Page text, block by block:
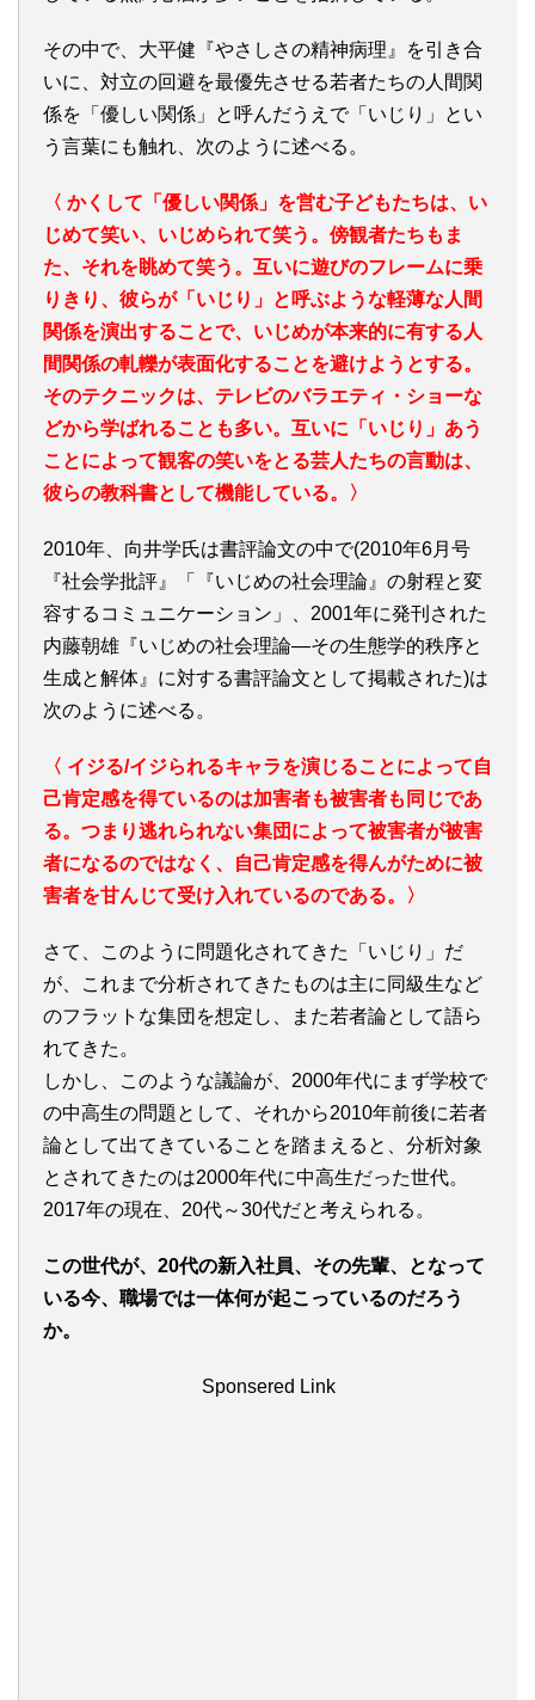
その中で、大平健『やさしさの精神病理』を引き合
いに、対立の回避を最優先させる若者たちの人間関
係を「優しい関係」と呼んだうえで「いじり」とい
う言葉にも触れ、次のように述べる。
〈 かくして「優しい関係」を営む子どもたちは、い
じめて笑い、いじめられて笑う。傍観者たちもま
た、それを眺めて笑う。互いに遊びのフレームに乗
りきり、彼らが「いじり」と呼ぶような軽薄な人間
関係を演出することで、いじめが本来的に有する人
間関係の軋轢が表面化することを避けようとする。
そのテクニックは、テレビのバラエティ・ショーな
どから学ばれることも多い。互いに「いじり」あう
ことによって観客の笑いをとる芸人たちの言動は、
彼らの教科書として機能している。〉
2010年、向井学氏は書評論文の中で(2010年6月号
『社会学批評』「『いじめの社会理論』の射程と変
容するコミュニケーション」、2001年に発刊された
内藤朝雄『いじめの社会理論―その生態学的秩序と
生成と解体』に対する書評論文として掲載された)は
次のように述べる。
〈 イジる/イジられるキャラを演じることによって自
己肯定感を得ているのは加害者も被害者も同じであ
る。つまり逃れられない集団によって被害者が被害
者になるのではなく、自己肯定感を得んがために被
害者を甘んじて受け入れているのである。〉
さて、このように問題化されてきた「いじり」だ
が、これまで分析されてきたものは主に同級生など
のフラットな集団を想定し、また若者論として語ら
れてきた。
しかし、このような議論が、2000年代にまず学校で
の中高生の問題として、それから2010年前後に若者
論として出てきていることを踏まえると、分析対象
とされてきたのは2000年代に中高生だった世代。
2017年の現在、20代～30代だと考えられる。
この世代が、20代の新入社員、その先輩、となって
いる今、職場では一体何が起こっているのだろう
か。
Sponsered Link